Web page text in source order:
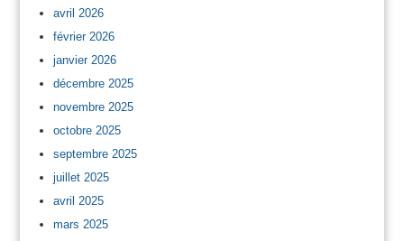
avril 2026
février 2026
janvier 2026
décembre 2025
novembre 2025
octobre 2025
septembre 2025
juillet 2025
avril 2025
mars 2025